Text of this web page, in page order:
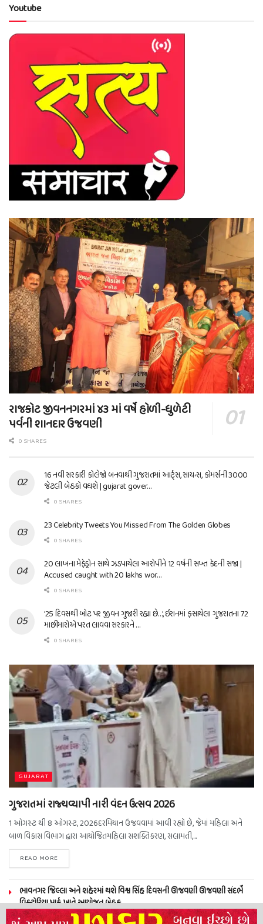
Youtube
રાજકોટ જીવનનગરમાં ૪૩ માં વર્ષે હોળી-ધુળેટી
પર્વની શાનદાર ઉજવણી
0 SHARES
16 નવી સરકારી કોલેજો બનવાથી ગુજરાતમાં આર્ટ્સ, સાયન્સ, કોમર્સની 3000
જેટલી બેઠકો વધશે | gujarat gover…
0 SHARES
23 Celebrity Tweets You Missed From The Golden Globes
0 SHARES
20 લાખના મેફેડ્રોન સાથે ઝડપાયેલા આરોપીને 12 વર્ષની સખ્ત કેદની સજા |
Accused caught with 20 lakhs wor…
0 SHARES
’25 દિવસથી બોટ પર જીવન ગુજારી રહ્યા છે…’, ઈરાનમાં ફસાયેલા ગુજરાતના 72
માછીમારોએ પરત લાવવા સરકારને …
0 SHARES
GUJARAT
ગુજરાતમાં રાજ્યવ્યાપી નારી વંદન ઉત્સવ 2026
1 ઓગસ્ટ થી 8 ઓગસ્ટ, 2026દરમિયાન ઉજવવામાં આવી રહ્યો છે, જેમાં મહિલા અને
બાળ વિકાસ વિભાગ દ્વારા આયોજિતમહિલા સશક્તિકરણ, સલામતી,...
READ MORE
ભાવનગર જિલ્લા અને શહેરમાં થશે વિશ્વ સિંહ દિવસની ઊજવણી ઊજવણી સંદર્ભે
વિક્ટોરિયા પાર્ક ખાતે આયોજન બેઠક…
સરસીયા ગામ ની દીકરીઓનું પ્રથમ સ્નેહમિલન સુરત ખાતે યોજાયુ